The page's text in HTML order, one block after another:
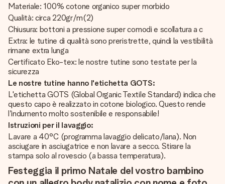
Materiale: 100% cotone organico super morbido
Qualità: circa 220gr/m(2)
Chiusura: bottoni a pressione super comodi e scollatura a c
Extra: le tutine di qualità sono preristrette, quindi la vestibilità
rimane extra lunga
Certificato Eko-tex: le nostre tutine sono testate per la
sicurezza
Le nostre tutine hanno l'etichetta GOTS:
L'etichetta GOTS (Global Organic Textile Standard) indica che
questo capo è realizzato in cotone biologico. Questo rende
l'indumento molto sostenibile e responsabile!
Istruzioni per il lavaggio:
Lavare a 40°C (programma lavaggio delicato/lana). Non
asciugare in asciugatrice e non lavare a secco. Stirare la
stampa solo al rovescio (a bassa temperatura).
Festeggia il primo Natale del vostro bambino